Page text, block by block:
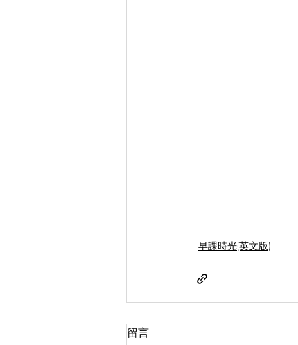
早課時光(英文版)
留言